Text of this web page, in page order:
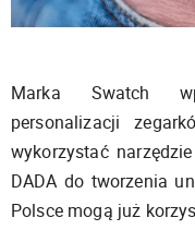
Marka Swatch
personalizacji
wykorzystać
DADA do tworzenia
Polsce mogą już